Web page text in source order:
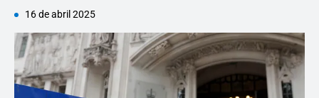
16 de abril 2025